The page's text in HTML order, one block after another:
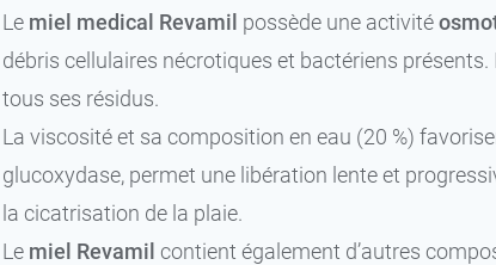
Le miel medical Revamil possède une activité
débris cellulaires nécrotiques et bactériens
tous ses résidus.
La viscosité et sa composition en eau (20 %)
glucoxydase, permet une libération lente et
la cicatrisation de la plaie.
Le miel Revamil contient également d’autres